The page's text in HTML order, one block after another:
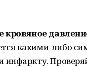
кровяное
какими-либо
инфаркту.